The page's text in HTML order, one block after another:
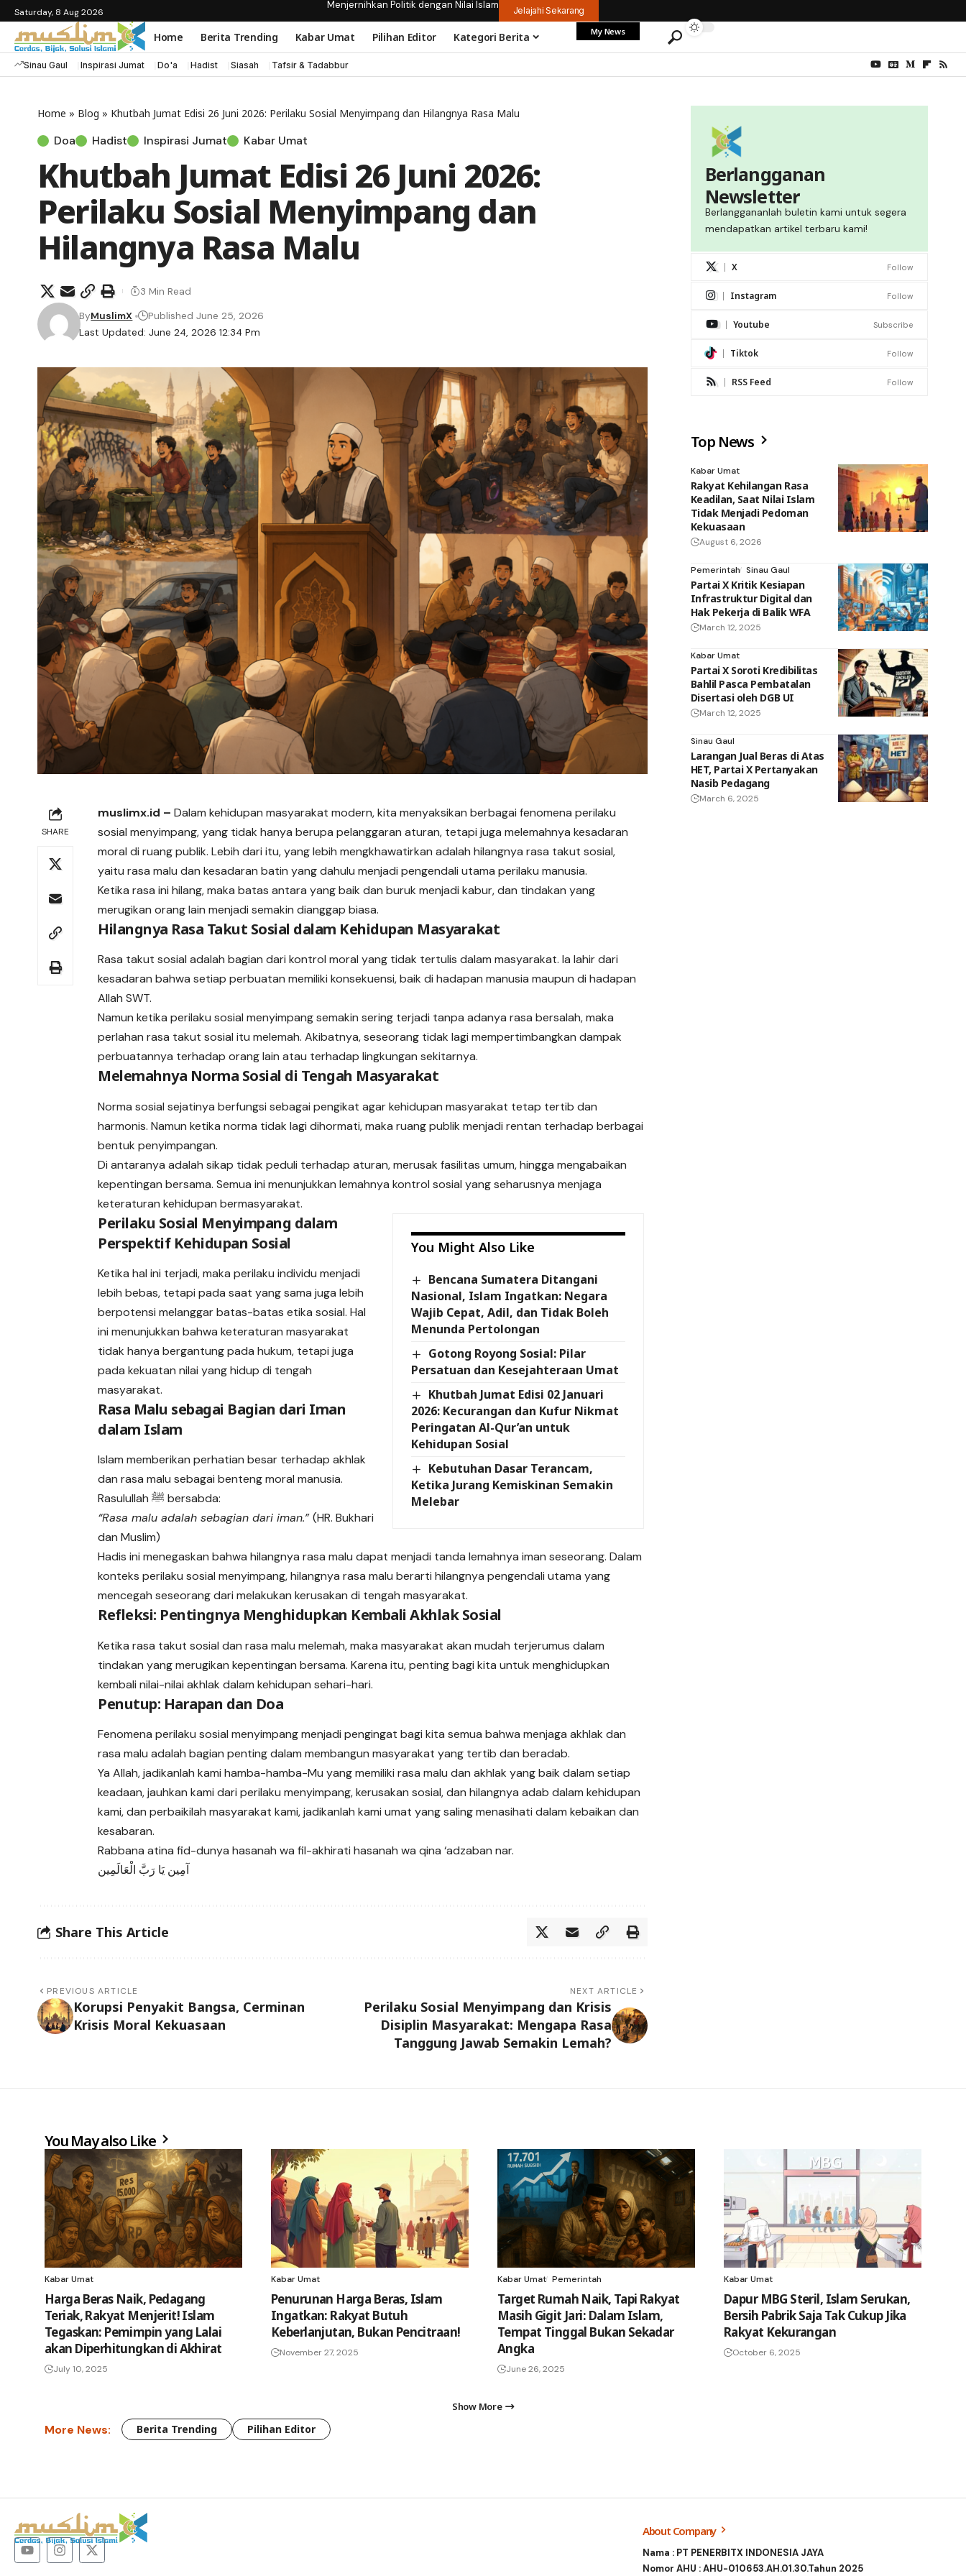
Saturday, 8 Aug 2026
Menjernihkan Politik dengan Nilai Islam Jelajahi Sekarang
Home Berita Trending Kabar Umat Pilihan Editor Kategori Berita My News
Sinau Gaul Inspirasi Jumat Do'a Hadist Siasah Tafsir & Tadabbur
Home » Blog » Khutbah Jumat Edisi 26 Juni 2026: Perilaku Sosial Menyimpang dan Hilangnya Rasa Malu
Doa Hadist Inspirasi Jumat Kabar Umat
Khutbah Jumat Edisi 26 Juni 2026:
Perilaku Sosial Menyimpang dan
Hilangnya Rasa Malu
Last Updated: June 24, 2026 12:34 Pm
ByMuslimX Published June 25, 2026
3 Min Read
SHARE
muslimx.id –Dalam kehidupan masyarakat modern, kita menyaksikan berbagai fenomenaperilaku
sosial menyimpang, yang tidak hanya berupa pelanggaran aturan, tetapi juga melemahnya kesadaran
moral di ruang publik. Lebih dari itu, yang lebih mengkhawatirkan adalah hilangnya rasa takut sosial,
yaitu rasa malu dan kesadaran batin yang dahulu menjadi pengendali utama perilaku manusia.
Ketika rasa ini hilang, maka batas antara yang baik dan buruk menjadi kabur, dan tindakan yang
merugikan orang lain menjadi semakin dianggap biasa.
Hilangnya Rasa Takut Sosial dalam Kehidupan Masyarakat
Rasa takut sosial adalah bagian dari kontrol moral yang tidak tertulis dalam masyarakat. Ia lahir dari
kesadaran bahwa setiap perbuatan memiliki konsekuensi, baik di hadapan manusia maupun di hadapan
Allah SWT.
Namun ketika perilaku sosial menyimpang semakin sering terjadi tanpa adanya rasa bersalah, maka
perlahan rasa takut sosial itu melemah. Akibatnya, seseorang tidak lagi mempertimbangkan dampak
perbuatannya terhadap orang lain atau terhadap lingkungan sekitarnya.
Melemahnya Norma Sosial di Tengah Masyarakat
Norma sosial sejatinya berfungsi sebagai pengikat agar kehidupan masyarakat tetap tertib dan
harmonis. Namun ketika norma tidak lagi dihormati, maka ruang publik menjadi rentan terhadap berbagai
bentuk penyimpangan.
Di antaranya adalah sikap tidak peduli terhadap aturan, merusak fasilitas umum, hingga mengabaikan
kepentingan bersama. Semua ini menunjukkan lemahnya kontrol sosial yang seharusnya menjaga
keteraturan kehidupan bermasyarakat.
You Might Also Like
Bencana Sumatera Ditangani
Nasional, Islam Ingatkan: Negara
Wajib Cepat, Adil, dan Tidak Boleh
Menunda Pertolongan
Gotong Royong Sosial: Pilar
Persatuan dan Kesejahteraan Umat
Khutbah Jumat Edisi 02 Januari
2026: Kecurangan dan Kufur Nikmat
Peringatan Al-Qur’an untuk
Kehidupan Sosial
Kebutuhan Dasar Terancam,
Ketika Jurang Kemiskinan Semakin
Melebar
Perilaku Sosial Menyimpang dalam
Perspektif Kehidupan Sosial
Ketika hal ini terjadi, maka perilaku individu menjadi
lebih bebas, tetapi pada saat yang sama juga lebih
berpotensi melanggar batas-batas etika sosial. Hal
ini menunjukkan bahwa keteraturan masyarakat
tidak hanya bergantung pada hukum, tetapi juga
pada kekuatan nilai yang hidup di tengah
masyarakat.
Rasa Malu sebagai Bagian dari Iman
dalam Islam
Islam memberikan perhatian besar terhadap akhlak
dan rasa malu sebagai benteng moral manusia.
Rasulullah ﷺ bersabda:
“Rasa malu adalah sebagian dari iman.”(HR. Bukhari
dan Muslim)
Hadis ini menegaskan bahwa hilangnya rasa malu dapat menjadi tanda lemahnya iman seseorang. Dalam
konteks perilaku sosial menyimpang, hilangnya rasa malu berarti hilangnya pengendali utama yang
mencegah seseorang dari melakukan kerusakan di tengah masyarakat.
Refleksi: Pentingnya Menghidupkan Kembali Akhlak Sosial
Ketika rasa takut sosial dan rasa malu melemah, maka masyarakat akan mudah terjerumus dalam
tindakan yang merugikan kepentingan bersama. Karena itu, penting bagi kita untuk menghidupkan
kembali nilai-nilai akhlak dalam kehidupan sehari-hari.
Penutup: Harapan dan Doa
Fenomena perilaku sosial menyimpang menjadi pengingat bagi kita semua bahwa menjaga akhlak dan
rasa malu adalah bagian penting dalam membangun masyarakat yang tertib dan beradab.
Ya Allah, jadikanlah kami hamba-hamba-Mu yang memiliki rasa malu dan akhlak yang baik dalam setiap
keadaan, jauhkan kami dari perilaku menyimpang, kerusakan sosial, dan hilangnya adab dalam kehidupan
kami, dan perbaikilah masyarakat kami, jadikanlah kami umat yang saling menasihati dalam kebaikan dan
kesabaran.
Rabbana atina fid-dunya hasanah wa fil-akhirati hasanah wa qina ‘adzaban nar.
آمِين يَا رَبَّ الْعَالَمِين
Share This Article
PREVIOUS ARTICLE
Korupsi Penyakit Bangsa, Cerminan
Krisis Moral Kekuasaan
NEXT ARTICLE
Perilaku Sosial Menyimpang dan Krisis
Disiplin Masyarakat: Mengapa Rasa
Tanggung Jawab Semakin Lemah?
Berlangganan
Newsletter
Berlanggananlah buletin kami untuk segera
mendapatkan artikel terbaru kami!
X Follow
Instagram Follow
Youtube Subscribe
Tiktok Follow
RSS Feed Follow
Top News
Kabar Umat
Rakyat Kehilangan Rasa
Keadilan, Saat Nilai Islam
Tidak Menjadi Pedoman
Kekuasaan
August 6, 2026
Pemerintah Sinau Gaul
Partai X Kritik Kesiapan
Infrastruktur Digital dan
Hak Pekerja di Balik WFA
March 12, 2025
Kabar Umat
Partai X Soroti Kredibilitas
Bahlil Pasca Pembatalan
Disertasi oleh DGB UI
March 12, 2025
Sinau Gaul
Larangan Jual Beras di Atas
HET, Partai X Pertanyakan
Nasib Pedagang
March 6, 2025
You May also Like
Kabar Umat
Harga Beras Naik, Pedagang
Teriak, Rakyat Menjerit! Islam
Tegaskan: Pemimpin yang Lalai
akan Diperhitungkan di Akhirat
July 10, 2025
Kabar Umat
Penurunan Harga Beras, Islam
Ingatkan: Rakyat Butuh
Keberlanjutan, Bukan Pencitraan!
November 27, 2025
Kabar Umat Pemerintah
Target Rumah Naik, Tapi Rakyat
Masih Gigit Jari: Dalam Islam,
Tempat Tinggal Bukan Sekadar
Angka
June 26, 2025
Kabar Umat
Dapur MBG Steril, Islam Serukan,
Bersih Pabrik Saja Tak Cukup Jika
Rakyat Kekurangan
October 6, 2025
Show More
More News: Berita Trending Pilihan Editor
About Company
Nama : PT PENERBITX INDONESIA JAYA
Nomor AHU : AHU-010653.AH.01.30.Tahun 2025